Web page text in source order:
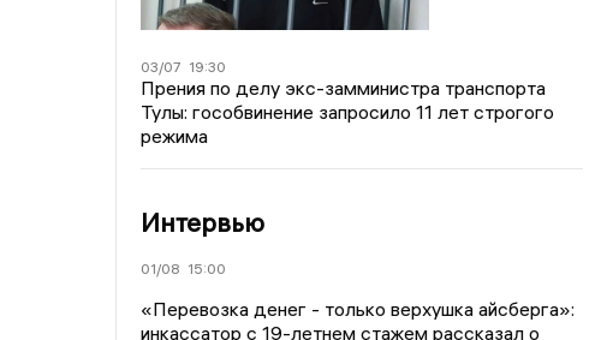
03/07 19:30
Прения по делу экс-замминистра транспорта
Тулы: гособвинение запросило 11 лет строгого
режима
Интервью
01/08 15:00
«Перевозка денег - только верхушка айсберга»:
инкассатор с 19-летнем стажем рассказал о